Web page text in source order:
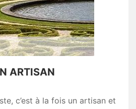
ARTISAN
c’est à la fois un artisan et